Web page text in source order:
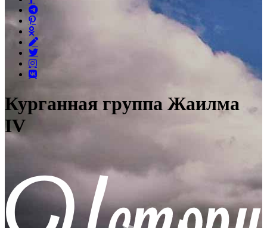
Курганная группа Жаилма
IV